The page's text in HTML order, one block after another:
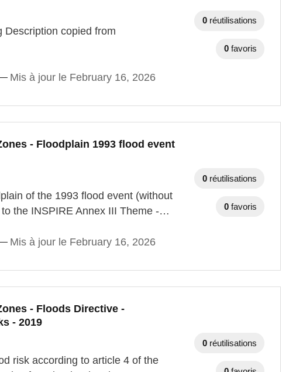
Description copied from
Mis à jour le February 16, 2026
0 réutilisations
0 favoris
- Floodplain 1993 flood event
of the 1993 flood event (without
the INSPIRE Annex III Theme -…
Mis à jour le February 16, 2026
0 réutilisations
0 favoris
- Floods Directive -
- 2019
risk according to article 4 of the
0 réutilisations